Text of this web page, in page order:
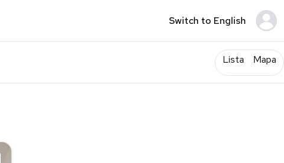
Switch to English
Lista Mapa